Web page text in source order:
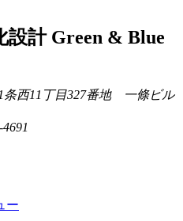
西11丁目327番地
一條ビル
4691
ー